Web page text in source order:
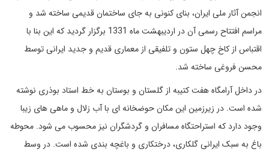
انجمن آثار ملی ایران، بنای کنونی به جای ساختمان قدیمی ساخته شد و
مراسم افتتاح رسمی آن در اردیبهشت ماه 1331 برگزار گردید که این بنا با
اقتباس از کاخ چهل ستون و تلفیقی از معماری قدیم و جدید ایرانی توسط
محسن فروغی ساخته شد.
در داخل آرامگاه هفت کتیبه از گلستان و بوستان به خط استاد بوذری نوشته
شده است. در زیرزمین این مکان حوضخانه ای با آب زلال و ماهی های زیبا
وجود دارد که استراحتگاه مسافران و گردشگران نیز محسوب می شود. محوطه
باغ به سبک ایرانی گلکاری، درختکاری و باغچه بندی شده‌ است. در وسط